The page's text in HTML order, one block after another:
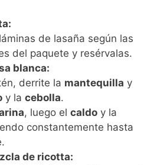
de lasaña según las
del paquete y resérvalas.
blanca:
derrite la mantequilla y
y la cebolla.
, luego el caldoy la
constantemente hasta
de ricotta: